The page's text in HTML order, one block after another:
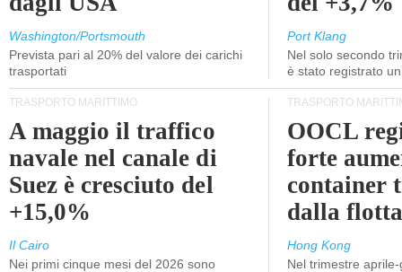
Washington/Portsmouth
Prevista pari al 20% del valore dei carichi
trasportati
Port Klang
Nel solo secondo
è stato registrato
TRASPORTO MARITTIMO
A maggio il traffico
navale nel canale di
Suez è cresciuto del
+15,0%
Il Cairo
Nei primi cinque mesi del 2026 sono
TRASPORTO
OOCL
forte
container
dalla
Hong Kong
Nel trimestre